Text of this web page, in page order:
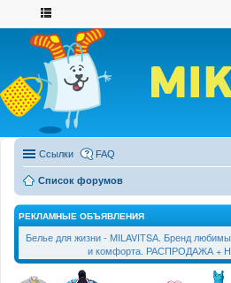
Ссылки FAQ
Список форумов
РЕКЛАМНЫЕ ОБЪЯВЛЕНИЯ
Белье для жизни - МILAVIТSА. Бренд
и комфорта. РАСПРОДАЖА +